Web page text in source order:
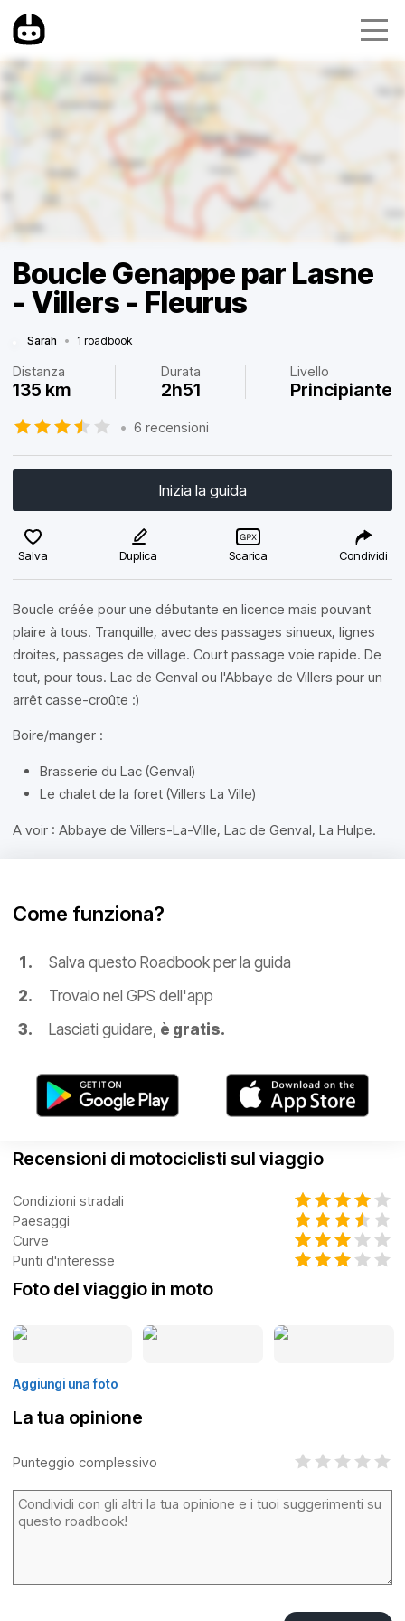
Boucle Genappe par Lasne
- Villers - Fleurus
Sarah • 1 roadbook
Distanza
135 km
Durata
2h51
Livello
Principiante
• 6 recensioni
Inizia la guida
Salva Duplica Scarica Condividi
Boucle créée pour une débutante en licence mais pouvant
plaire à tous. Tranquille, avec des passages sinueux, lignes
droites, passages de village. Court passage voie rapide. De
tout, pour tous. Lac de Genval ou l'Abbaye de Villers pour un
arrêt casse-croûte :)
Boire/manger :
Brasserie du Lac (Genval)
Le chalet de la foret (Villers La Ville)
A voir : Abbaye de Villers-La-Ville, Lac de Genval, La Hulpe.
Come funziona?
Salva questo Roadbook per la guida
Trovalo nel GPS dell'app
Lasciati guidare, è gratis.
Recensioni di motociclisti sul viaggio
Condizioni stradali
Paesaggi
Curve
Punti d'interesse
Foto del viaggio in moto
Aggiungi una foto
La tua opinione
Punteggio complessivo